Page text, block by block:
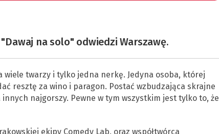
na solo" odwiedzi Warszawę.
twarzy i tylko jedna nerkę. Jedyna osoba, której
resztę za wino i paragon. Postać wzbudzająca skrajne
najgorszy. Pewne w tym wszystkim jest tylko to, że
ekipy Comedy Lab, oraz współtwórca